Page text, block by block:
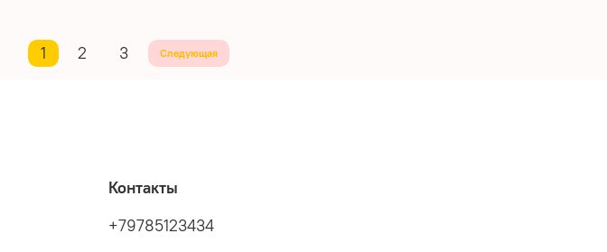
1 2 3 Следующая
Контакты
+79785123434